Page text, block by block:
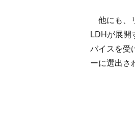
他にも、
LDHが展開
バイスを受
ーに選出さ